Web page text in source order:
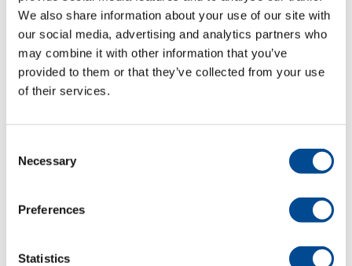
We also share information about your use of our site with
our social media, advertising and analytics partners who
may combine it with other information that you’ve
provided to them or that they’ve collected from your use
of their services.
Selection
Necessary
Preferences
Statistics
Isamu YC-62D-460-
12-AT/SC3/MD